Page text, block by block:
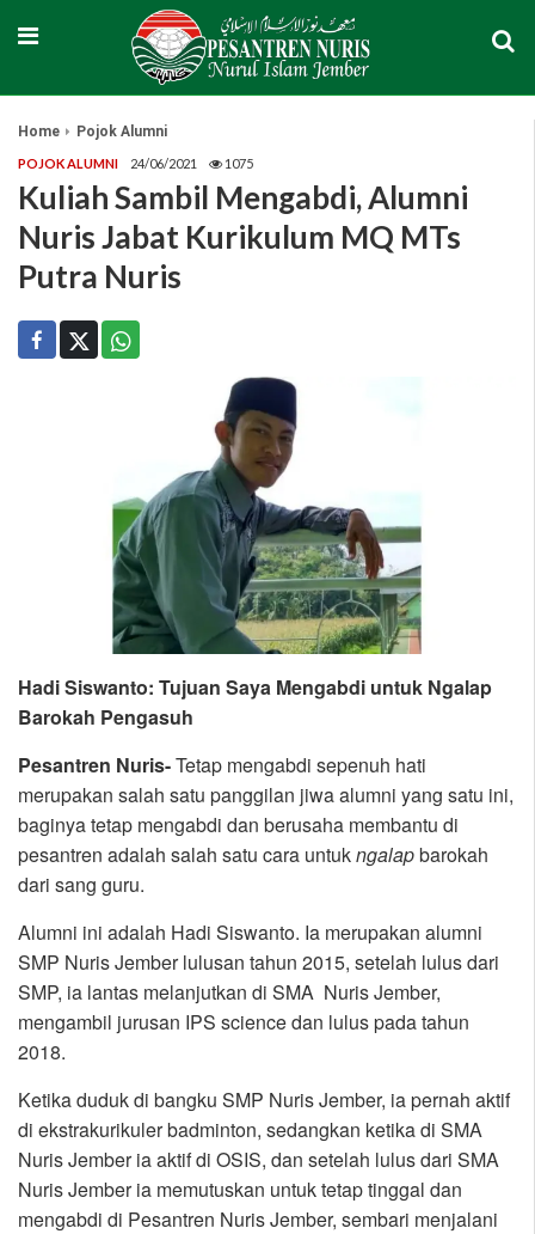
Home Pojok Alumni
POJOK ALUMNI 24/06/2021 1075
Kuliah Sambil Mengabdi, Alumni
Nuris Jabat Kurikulum MQ MTs
Putra Nuris
Hadi Siswanto: Tujuan Saya Mengabdi untuk Ngalap
Barokah Pengasuh
Pesantren Nuris-Tetap mengabdi sepenuh hati
merupakan salah satu panggilan jiwa alumni yang satu ini,
baginya tetap mengabdi dan berusaha membantu di
pesantren adalah salah satu cara untukngalapbarokah
dari sang guru.
Alumni ini adalah Hadi Siswanto. Ia merupakan alumni
SMP Nuris Jember lulusan tahun 2015, setelah lulus dari
SMP, ia lantas melanjutkan di SMA Nuris Jember,
mengambil jurusan IPS science dan lulus pada tahun
2018.
Ketika duduk di bangku SMP Nuris Jember, ia pernah aktif
di ekstrakurikuler badminton, sedangkan ketika di SMA
Nuris Jember ia aktif di OSIS, dan setelah lulus dari SMA
Nuris Jember ia memutuskan untuk tetap tinggal dan
mengabdi di Pesantren Nuris Jember, sembari menjalani